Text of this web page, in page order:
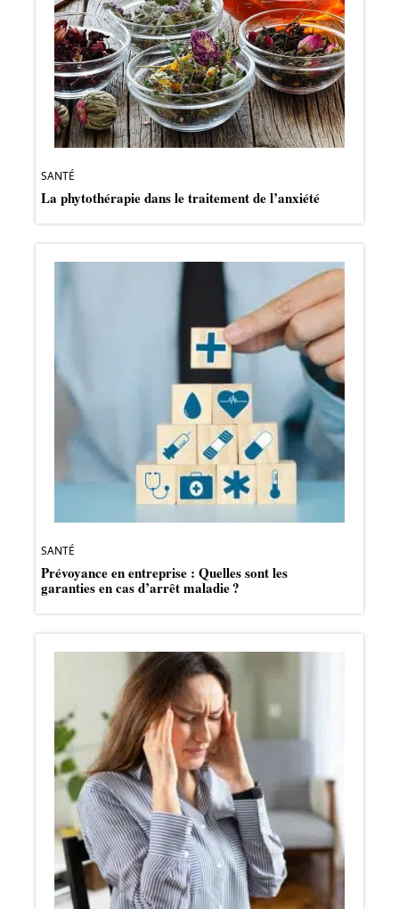
SANTÉ
La phytothérapie dans le traitement de l’anxiété
SANTÉ
Prévoyance en entreprise : Quelles sont les
garanties en cas d’arrêt maladie ?